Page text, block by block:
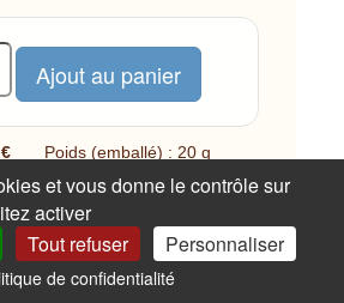
Poids (emballé) : 20 g
50 disponible(s)
question sur cet article ?
et vous donne le contrôle sur
activer
Tout refuser Personnaliser
de confidentialité